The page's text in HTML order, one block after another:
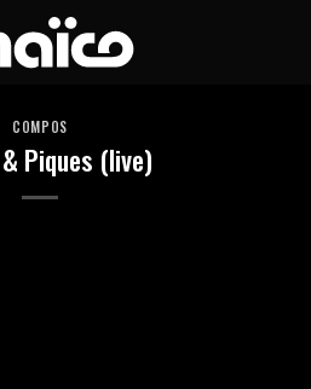
COMPOS
Piques (live)